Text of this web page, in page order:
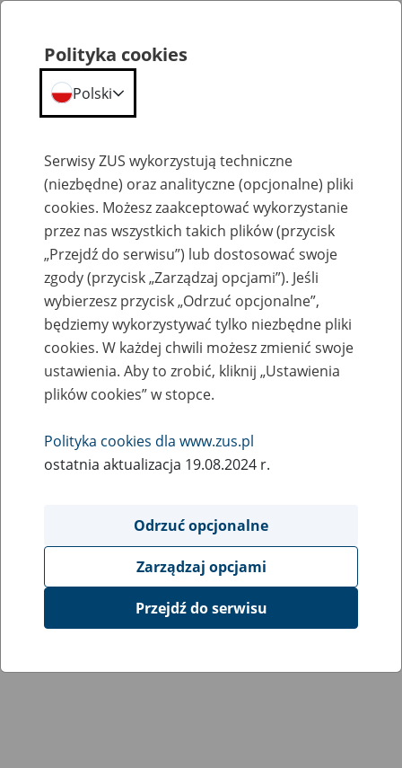
Przepraszamy,
podana strona nie została znaleziona.
Błąd 404
Przejdź do strony głównej
Polityka cookies
Polski
Serwisy ZUS wykorzystują techniczne
(niezbędne) oraz analityczne (opcjonalne) pliki
cookies. Możesz zaakceptować wykorzystanie
przez nas wszystkich takich plików (przycisk
„Przejdź do serwisu”) lub dostosować swoje
zgody (przycisk „Zarządzaj opcjami”). Jeśli
wybierzesz przycisk „Odrzuć opcjonalne”,
będziemy wykorzystywać tylko niezbędne pliki
cookies. W każdej chwili możesz zmienić swoje
ustawienia. Aby to zrobić, kliknij „Ustawienia
plików cookies” w stopce.
Polityka cookies dla www.zus.pl
ostatnia aktualizacja 19.08.2024 r.
Odrzuć opcjonalne
Zarządzaj opcjami
Przejdź do serwisu